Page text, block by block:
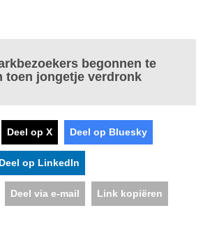
begonnen te
toen jongetje verdronk
Deel op X Deel op Bluesky
Deel op LinkedIn
Deel via e-mail Link kopiëren